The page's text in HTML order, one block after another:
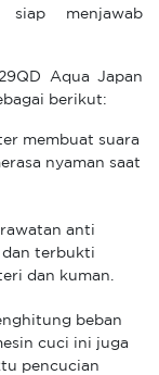
menjawab
Aqua Japan
berikut:
membuat suara
nyaman saat
anti
dan terbukti
dan kuman.
beban
cuci ini juga
pencucian